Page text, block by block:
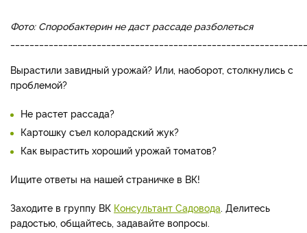
Фото: Споробактерин не даст рассаде разболеться
Вырастили завидный урожай? Или, наоборот, столкнулись с
проблемой?
Не растет рассада?
Картошку съел колорадский жук?
Как вырастить хороший урожай томатов?
Ищите ответы на нашей страничке в ВК!
Заходите в группу ВК Консультант Садовода. Делитесь
радостью, общайтесь, задавайте вопросы.